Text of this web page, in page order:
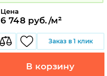
Цена
6 748 руб./м²
Заказ в 1 клик
В корзину